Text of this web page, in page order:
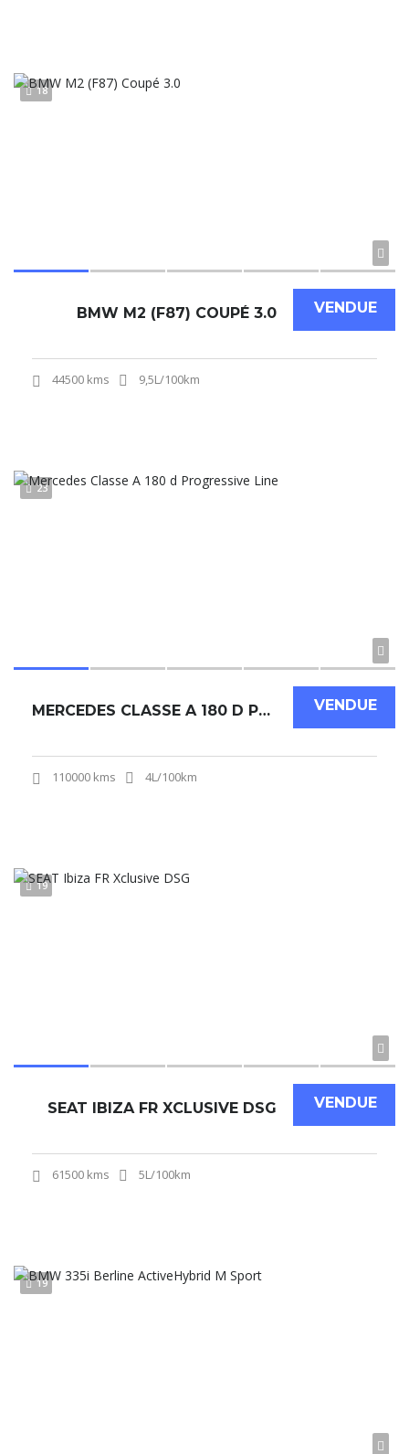
18
VENDUE
BMW M2 (F87) COUPÉ 3.0
44500 kms 9,5L/100km
23
VENDUE
MERCEDES CLASSE A 180 D PROGRESSIVE LINE
110000 kms 4L/100km
19
VENDUE
SEAT IBIZA FR XCLUSIVE DSG
61500 kms 5L/100km
19